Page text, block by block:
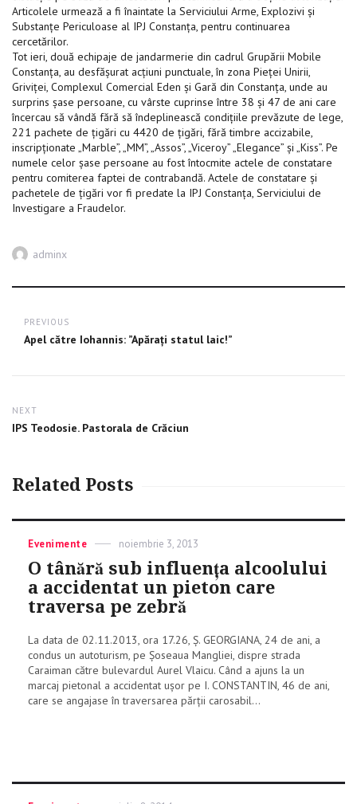
Articolele urmează a fi înaintate la Serviciului Arme, Explozivi şi
Substanţe Periculoase al IPJ Constanţa, pentru continuarea
cercetărilor.
Tot ieri, două echipaje de jandarmerie din cadrul Grupării Mobile
Constanţa, au desfăşurat acţiuni punctuale, în zona Pieţei Unirii,
Griviţei, Complexul Comercial Eden şi Gară din Constanţa, unde au
surprins şase persoane, cu vârste cuprinse între 38 şi 47 de ani care
încercau să vândă fără să îndeplinească condiţiile prevăzute de lege,
221 pachete de ţigări cu 4420 de ţigări, fără timbre accizabile,
inscripţionate „Marble”, „MM”, „Assos”, „Viceroy” „Elegance” şi „Kiss”. Pe
numele celor şase persoane au fost întocmite actele de constatare
pentru comiterea faptei de contrabandă. Actele de constatare şi
pachetele de ţigări vor fi predate la IPJ Constanţa, Serviciului de
Investigare a Fraudelor.
Author
adminx
navigation
PREVIOUS
Previous
Apel către Iohannis: ”Apărați statul laic!”
NEXT
Next
IPS Teodosie. Pastorala de Crăciun
Related Posts
Categories
Evenimente
Posted
noiembrie 3, 2013
O tânără sub influența alcoolului
a accidentat un pieton care
traversa pe zebră
La data de 02.11.2013, ora 17.26, Ş. GEORGIANA, 24 de ani, a
condus un autoturism, pe Şoseaua Mangliei, dispre strada
Caraiman către bulevardul Aurel Vlaicu. Când a ajuns la un
marcaj pietonal a accidentat uşor pe I. CONSTANTIN, 46 de ani,
care se angajase în traversarea părţii carosabil...